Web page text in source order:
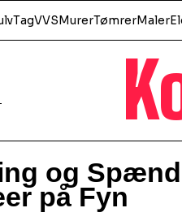
TagVVSMurerTømrerMaler
og
på Fyn